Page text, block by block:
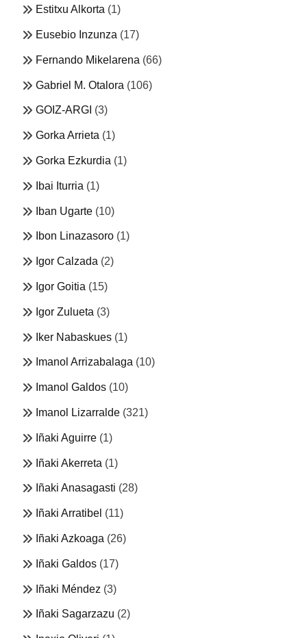
Estitxu Alkorta (1)
Eusebio Inzunza (17)
Fernando Mikelarena (66)
Gabriel M. Otalora (106)
GOIZ-ARGI (3)
Gorka Arrieta (1)
Gorka Ezkurdia (1)
Ibai Iturria (1)
Iban Ugarte (10)
Ibon Linazasoro (1)
Igor Calzada (2)
Igor Goitia (15)
Igor Zulueta (3)
Iker Nabaskues (1)
Imanol Arrizabalaga (10)
Imanol Galdos (10)
Imanol Lizarralde (321)
Iñaki Aguirre (1)
Iñaki Akerreta (1)
Iñaki Anasagasti (28)
Iñaki Arratibel (11)
Iñaki Azkoaga (26)
Iñaki Galdos (17)
Iñaki Méndez (3)
Iñaki Sagarzazu (2)